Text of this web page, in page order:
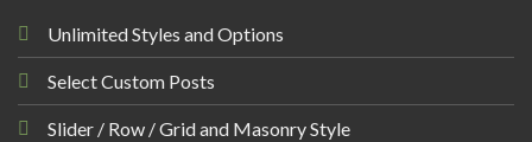
Unlimited Styles and Options
Select Custom Posts
Slider / Row / Grid and Masonry Style